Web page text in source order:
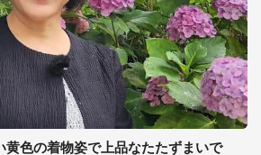
黄色の着物姿で上品なたたずまいで